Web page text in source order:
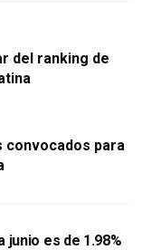
del ranking de
convocados para
junio es de 1.98%